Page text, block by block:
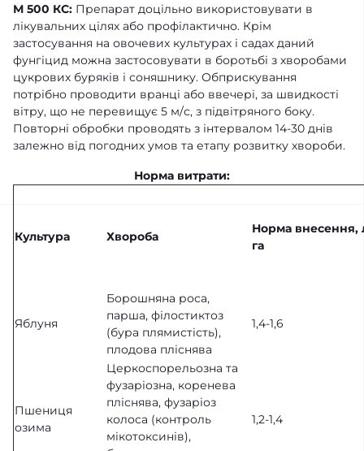
М 500 КС: Препарат доцільно використовувати в
лікувальних цілях або профілактично. Крім
застосування на овочевих культурах і садах даний
фунгіцид можна застосовувати в боротьбі з хворобами
цукрових буряків і соняшнику. Обприскування
потрібно проводити вранці або ввечері, за швидкості
вітру, що не перевищує 5 м/с, з підвітряного боку.
Повторні обробки проводять з інтервалом 14-30 днів
залежно від погодних умов та етапу розвитку хвороби.
Норма витрати:
Культура Хвороба
Норма внесення,
га
Яблуня
Борошняна роса,
парша, філостиктоз
(бура плямистість),
плодова пліснява
1,4-1,6
Пшениця
озима
Церкоспорельозна та
фузаріозна, коренева
пліснява, фузаріоз
колоса (контроль
мікотоксинів),
1,2-1,4